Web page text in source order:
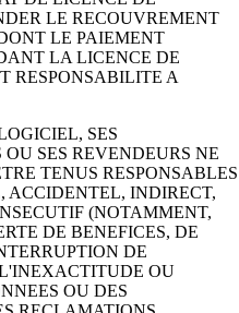
LE RECOUVREMENT
LE PAIEMENT
LA LICENCE DE
RESPONSABILITE A
SES
SES REVENDEURS NE
TENUS RESPONSABLES
ACCIDENTEL, INDIRECT,
(NOTAMMENT,
DE BENEFICES, DE
DE
OU
OU DES